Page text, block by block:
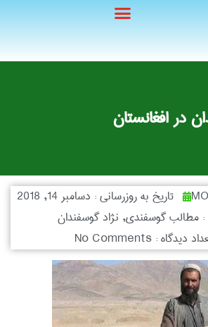
در افغانستان
تاریخ به روزرسانی : دسامبر 14, 2018
:مطالب گوسفندی, نژاد گوسفندان
دیدگاه :No Comments